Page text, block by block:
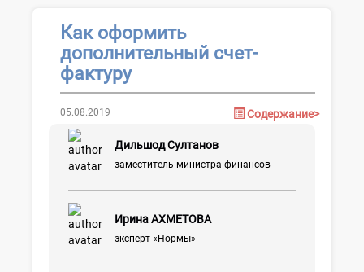
Как оформить
дополнительный счет-
фактуру
Содержание>
05.08.2019
Дильшод Султанов
заместитель министра финансов
Ирина АХМЕТОВА
эксперт «Нормы»